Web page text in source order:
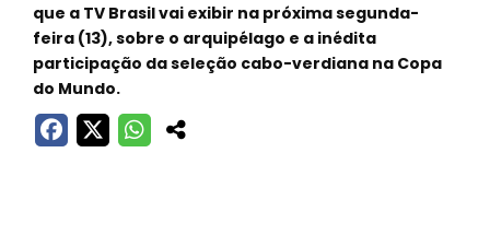
que a TV Brasil vai exibir na próxima segunda-
feira (13), sobre o arquipélago e a inédita
participação da seleção cabo-verdiana na Copa
do Mundo.